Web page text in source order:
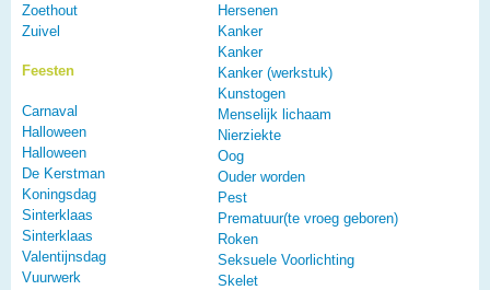
Zoethout
Zuivel
Feesten
Carnaval
Halloween
Halloween
De Kerstman
Koningsdag
Sinterklaas
Sinterklaas
Valentijnsdag
Vuurwerk
Hersenen
Kanker
Kanker
Kanker (werkstuk)
Kunstogen
Menselijk lichaam
Nierziekte
Oog
Ouder worden
Pest
Prematuur(te vroeg geboren)
Roken
Seksuele Voorlichting
Skelet